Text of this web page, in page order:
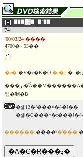
���΂�_�`��
'74
'00/03/24 ����
4700�~ 93��
�ē�:�V�c�K�O �r�{:
���ړI�̂Ȃ��M������Ă��܂��`���s���S�l�g���A�_���H�����΂̉^���ɎQ������t�A�N�V�����B�R�N�Ԃ�ɌY��������A���Ă����Ė؂́A���Ԃ̔~�A��A���ƂƂ��ɉƏo���̃V���q�������������b�ɏ��B����͔ޏ��̕��e����������Ă���_���H�������ނ����΂���`���Ƃ������̂������B�u���z�ɂق���I�v�̏��c�D�
삪�剉�B
�@12�`���v�^�[��
������:����/�̔���: